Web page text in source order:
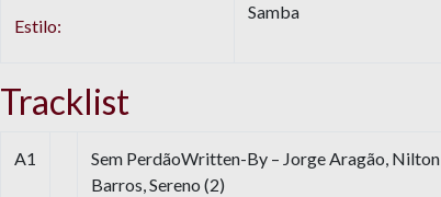
Estilo:
Samba
Tracklist
A1
Sem PerdãoWritten-By – Jorge Aragão, Nilton
Barros, Sereno (2)